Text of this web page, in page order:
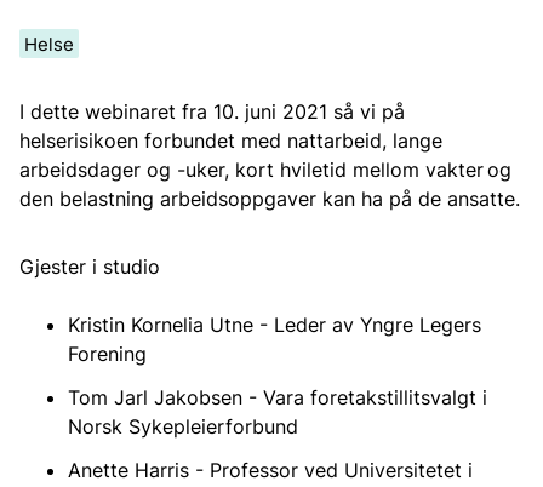
Helse
I dette webinaret fra 10. juni 2021 så vi på
helserisikoen forbundet med nattarbeid, lange
arbeidsdager og -uker, kort hviletid mellom vakter og
den belastning arbeidsoppgaver kan ha på de ansatte.
Gjester i studio
Kristin Kornelia Utne - Leder av Yngre Legers
Forening
Tom Jarl Jakobsen - Vara foretakstillitsvalgt i
Norsk Sykepleierforbund
Anette Harris - Professor ved Universitetet i